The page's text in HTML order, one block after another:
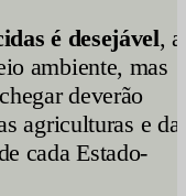
é desejável, a
ambiente, mas
deverão
agriculturas e
cada Estado-